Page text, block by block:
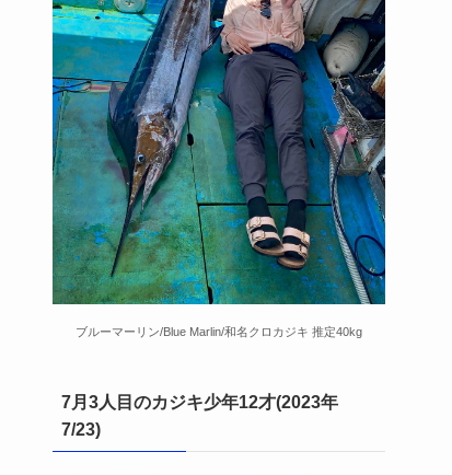
ブルーマーリン/Blue Marlin/和名クロカジキ 推定40kg
7月3人目のカジキ少年12才(2023年
7/23)